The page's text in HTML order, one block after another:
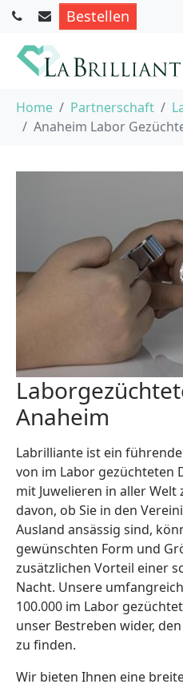
Bestellen
Home Partnerschaft
Anaheim Labor
Anaheim
Labrilliante ist ein
von im Labor gezüchteten
mit Juwelieren in aller
davon, ob Sie in den
Ausland ansässig sind,
gewünschten Form und
zusätzlichen Vorteil einer
Nacht. Unsere
100.000 im Labor
unser Bestreben wider,
zu finden.
Wir bieten Ihnen eine